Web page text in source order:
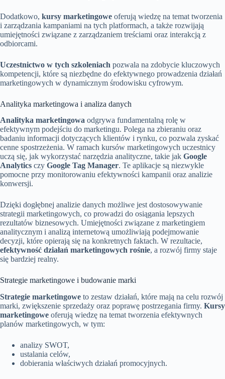
Dodatkowo, kursy marketingowe oferują wiedzę na temat tworzenia
i zarządzania kampaniami na tych platformach, a także rozwijają
umiejętności związane z zarządzaniem treściami oraz interakcją z
odbiorcami.
Uczestnictwo w tych szkoleniach pozwala na zdobycie kluczowych
kompetencji, które są niezbędne do efektywnego prowadzenia działań
marketingowych w dynamicznym środowisku cyfrowym.
Analityka marketingowa i analiza danych
Analityka marketingowa odgrywa fundamentalną rolę w
efektywnym podejściu do marketingu. Polega na zbieraniu oraz
badaniu informacji dotyczących klientów i rynku, co pozwala zyskać
cenne spostrzeżenia. W ramach kursów marketingowych uczestnicy
uczą się, jak wykorzystać narzędzia analityczne, takie jak Google
Analytics czy Google Tag Manager. Te aplikacje są niezwykle
pomocne przy monitorowaniu efektywności kampanii oraz analizie
konwersji.
Dzięki dogłębnej analizie danych możliwe jest dostosowywanie
strategii marketingowych, co prowadzi do osiągania lepszych
rezultatów biznesowych. Umiejętności związane z marketingiem
analitycznym i analizą internetową umożliwiają podejmowanie
decyzji, które opierają się na konkretnych faktach. W rezultacie,
efektywność działań marketingowych rośnie, a rozwój firmy staje
się bardziej realny.
Strategie marketingowe i budowanie marki
Strategie marketingowe to zestaw działań, które mają na celu rozwój
marki, zwiększenie sprzedaży oraz poprawę postrzegania firmy. Kursy
marketingowe oferują wiedzę na temat tworzenia efektywnych
planów marketingowych, w tym:
analizy SWOT,
ustalania celów,
dobierania właściwych działań promocyjnych.